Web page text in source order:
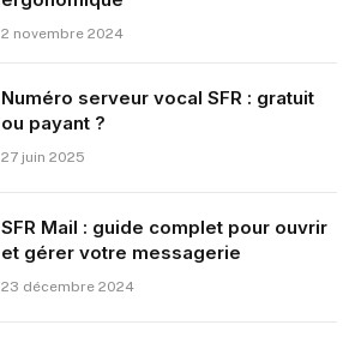
2 novembre 2024
Numéro serveur vocal SFR : gratuit
ou payant ?
27 juin 2025
SFR Mail : guide complet pour ouvrir
et gérer votre messagerie
23 décembre 2024